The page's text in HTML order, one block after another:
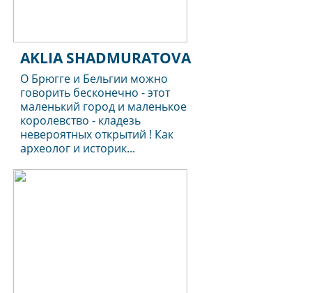
AKLIA SHADMURATOVA
О Брюгге и Бельгии можно
говорить бесконечно - этот
маленький город и маленькое
королевство - кладезь
невероятных открытий ! Как
археолог и историк...